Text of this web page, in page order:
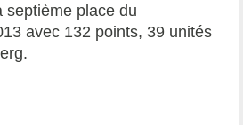
septième place du
avec 132 points, 39 unités